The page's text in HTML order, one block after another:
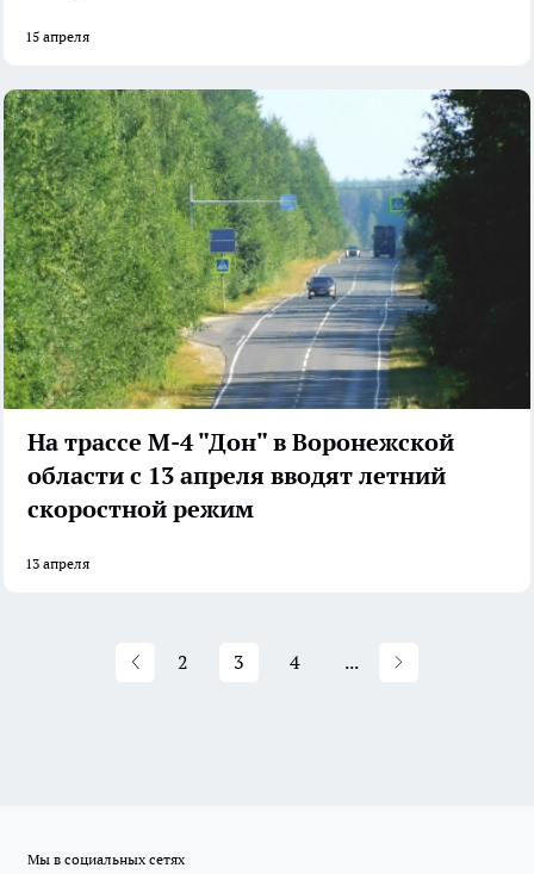
15 апреля
На трассе М-4 "Дон" в Воронежской
области с 13 апреля вводят летний
скоростной режим
13 апреля
2 3 4 ...
Мы в социальных сетях